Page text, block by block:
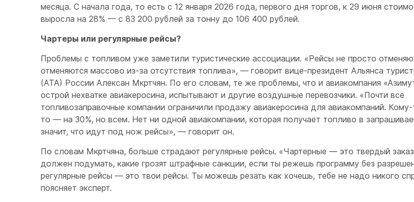
месяца. С начала года, то есть с 12 января 2026 года, первого дня торгов, к 29 июня
выросла на 28% — с 83 200 рублей за тонну до 106 400 рублей.
Чартеры или регулярные рейсы?
Проблемы с топливом уже заметили туристические ассоциации. «Рейсы не просто
отменяются массово из-за отсутствия топлива», — говорит вице-президент Альянса
(АТА) России Алексан Мкртчян. По его словам, те же проблемы, что и авиакомпания
острой нехватке авиакеросина, испытывают и другие воздушные перевозчики. «Почти все
топливозаправочные компании ограничили продажу авиакеросина для авиакомпаний.
то — на 30%, но всем. Нет ни одной авиакомпании, которая получает топливо в
значит, что идут под нож рейсы», — говорит он.
По словам Мкртчяна, больше страдают регулярные рейсы. «Чартерные — это твердый
должен подумать, какие грозят штрафные санкции, если ты режешь программу без
регулярные рейсы — это твои рейсы. Ты можешь резать как хочешь, тебе не надо никого
поясняет эксперт.